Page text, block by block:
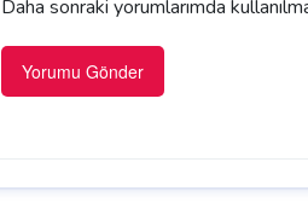
Daha sonraki yorumlarımda